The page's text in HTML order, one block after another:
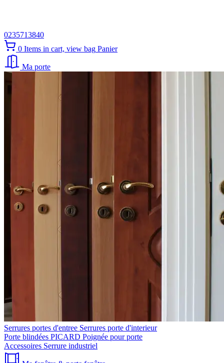
0235713840
0 Items in cart, view bag Panier
Ma porte
Serrures portes d'entree Serrures porte d'interieur
Porte blindées PICARD Poignée pour porte
Accessoires Serrure industriel